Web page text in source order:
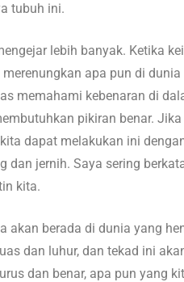
tubuh ini.
lebih banyak. Ketika
apa pun di
memahami kebenaran di
pikiran benar.
dapat melakukan ini
dan jernih. Saya sering
kita.
akan berada di dunia yang
dan luhur, dan tekad ini
dan benar, apa pun yang